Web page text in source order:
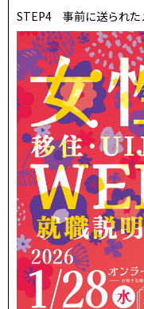
STEP4 事前に送られた